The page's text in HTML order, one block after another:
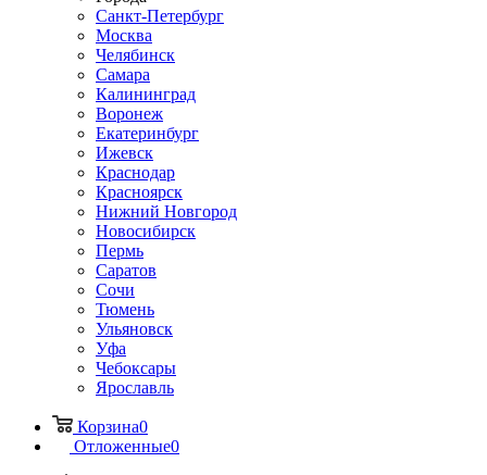
Санкт-Петербург
Москва
Челябинск
Самара
Калининград
Воронеж
Екатеринбург
Ижевск
Краснодар
Красноярск
Нижний Новгород
Новосибирск
Пермь
Саратов
Сочи
Тюмень
Ульяновск
Уфа
Чебоксары
Ярославль
Корзина0
Отложенные0